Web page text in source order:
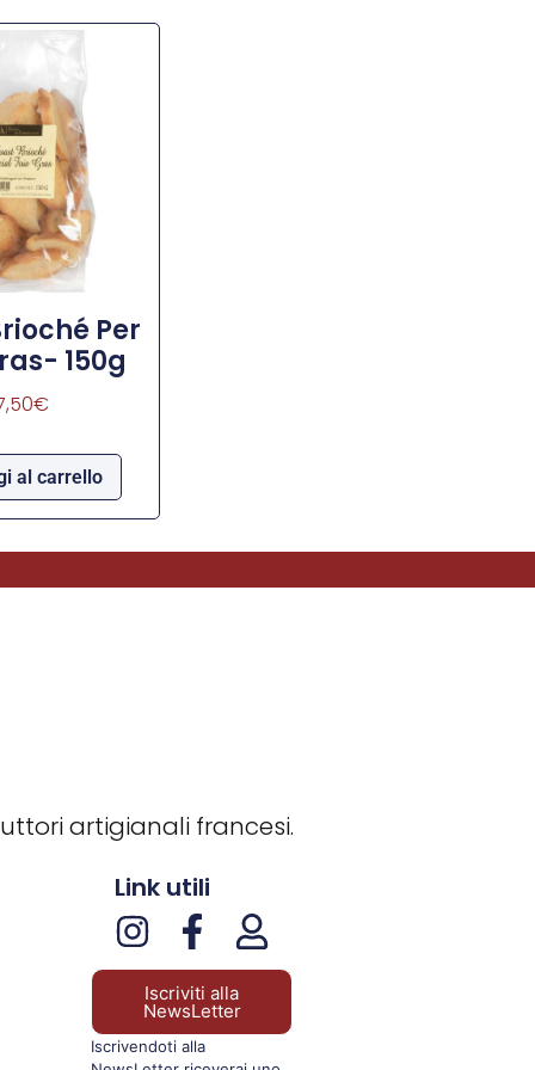
Per
150g
€
al carrello
artigianali francesi.
Link utili
Iscriviti alla
NewsLetter
Iscrivendoti alla